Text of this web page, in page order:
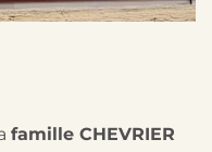
famille CHEVRIER